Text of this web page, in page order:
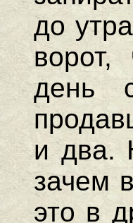
до
день
и два.
зачем
это в